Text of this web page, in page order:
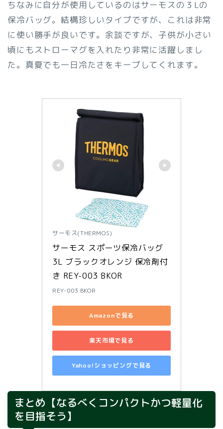
ちなみに自分が使用しているのはサーモスの３Lの
保冷バッグ。結構珍しいタイプですが、これは非常
に使い勝手が良いです。余談ですが、子供が小さい
頃にもストローマグを入れたり非常に活躍しまし
た。真夏でも一日冷たさをキープしてくれます。
サーモス(THERMOS)
サーモス スポーツ保冷バッグ
3L ブラックオレンジ 保冷剤付
き REY-003 BKOR
REY-003 BKOR
Amazonで見る
楽天市場で見る
Yahoo!ショッピングで見る
まとめ【なるべくコンパクトかつ軽量化
を目指そう】